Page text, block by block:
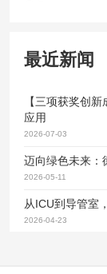
最近新闻
【三项获奖创
应用
2026-07-03
迈向绿色未来：
2026-05-11
从ICU到导管室
2026-04-23